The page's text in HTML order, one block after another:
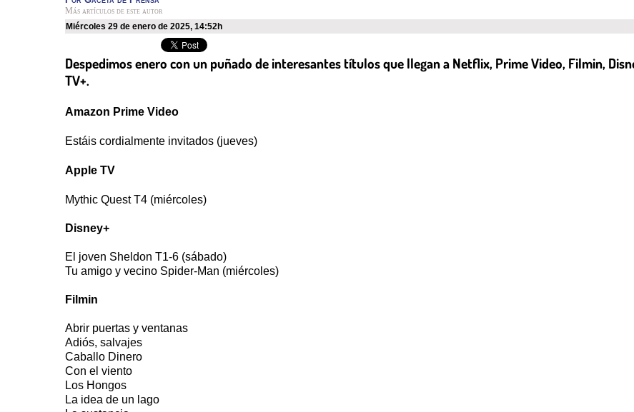
Más artículos de este autor
miércoles 29 de enero de 2025, 14:52h
Despedimos enero con un puñado de interesantes títulos que llegan a Netflix, Prime Video, Filmin,
TV+.
Amazon Prime Video
Estáis cordialmente invitados (jueves)
Apple TV
Mythic Quest T4 (miércoles)
Disney+
El joven Sheldon T1-6 (sábado)
Tu amigo y vecino Spider-Man (miércoles)
Filmin
Abrir puertas y ventanas
Adiós, salvajes
Caballo Dinero
Con el viento
Los Hongos
La idea de un lago